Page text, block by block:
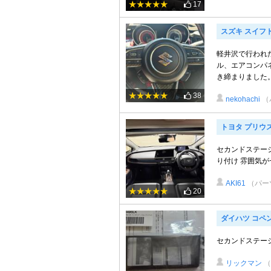
17
38
スズキ スイフ
軽井沢で行われ
ル、エアコンパ
き締まりました
nekohachi
20
トヨタ プリウ
セカンドステー
り付け 雰囲気
AKI61 （パ
ダイハツ コペ
セカンドステー
リックマン